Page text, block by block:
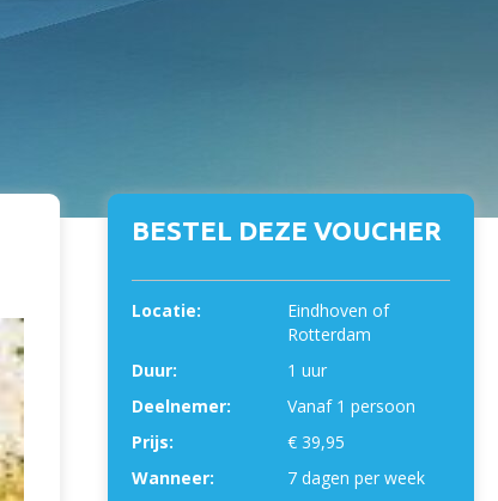
BESTEL DEZE VOUCHER
Locatie:
Eindhoven of
Rotterdam
Duur:
1 uur
Deelnemer:
Vanaf 1 persoon
Prijs:
€ 39,95
Wanneer:
7 dagen per week